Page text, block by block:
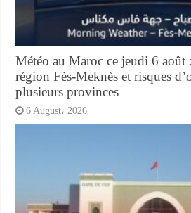
Météo au Maroc ce jeudi 6 août
région Fès-Meknès et risques
plusieurs provinces
6 August، 2026